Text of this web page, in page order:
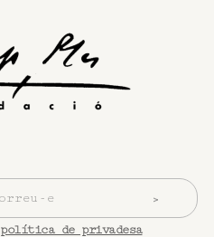
política de privadesa